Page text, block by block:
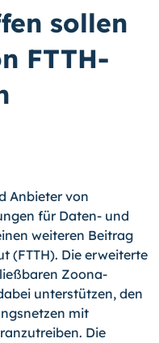
sollen
FTTH-
Anbieter von
für Daten- und
weiteren Beitrag
(FTTH). Die erweiterte
Zoona-
unterstützen, den
mit
Die